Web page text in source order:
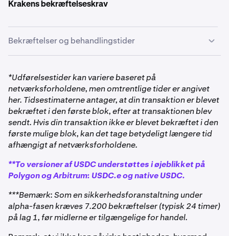
Krakens bekræftelseskrav
Bekræftelser og behandlingstider
*Udførelsestider kan variere baseret på
netværksforholdene, men omtrentlige tider er angivet
her. Tidsestimaterne antager, at din transaktion er blevet
bekræftet i den første blok, efter at transaktionen blev
sendt. Hvis din transaktion ikke er blevet bekræftet i den
første mulige blok, kan det tage betydeligt længere tid
afhængigt af netværksforholdene.
**To versioner af USDC understøttes i øjeblikket på
Polygon og Arbitrum: USDC.e og native USDC.
***Bemærk: Som en sikkerhedsforanstaltning under
alpha-fasen kræves 7.200 bekræftelser (typisk 24 timer)
på lag 1, før midlerne er tilgængelige for handel.